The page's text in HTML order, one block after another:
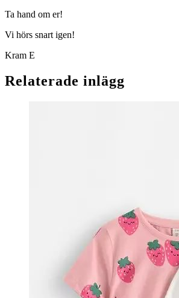
Ta hand om er!
Vi hörs snart igen!
Kram E
Relaterade inlägg